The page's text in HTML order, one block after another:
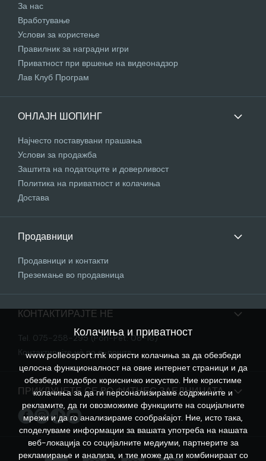
За нас
Вработување
Услови за користење
Правилник за наградни игри
Приватност при вршење на видеонадзор
Лав Клуб Програм
ОНЛАЈН ШОПИНГ
Најчесто поставувани прашања
Услови за продажба
Заштита на податоците и доверливост
Политика на приватност и колачиња
Достава
Продавници
Продавници и контакти
Преземање во продавница
КОНТАКТИРАЈТЕ НЕ
Tel. 075-258-295 (Pon-Pet: 08-16)
Контактирајте нѐ по е-пошта
ПРИКЛУЧЕТЕ СЕ ВО ФИТНЕС ЗАЕДНИЦАТА
Колачиња и приватност
www.polleosport.mk користи колачиња за да обезбеди
целосна функционалност на овие интернет страници и да
обезбеди подобро корисничко искуство. Ние користиме
колачиња за да ги персонализираме содржините и
рекламите, да ги овозможиме функциите на социјалните
мрежи и да го анализираме сообраќајот. Ние, исто така,
споделуваме информации за вашата употреба на нашата
веб-локација со социјалните медиуми, партнерите за
рекламирање и анализа, и тие може да ги комбинираат со